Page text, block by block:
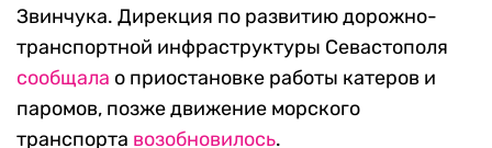
Звинчука. Дирекция по развитию дорожно-
транспортной инфраструктуры Севастополя
сообщала о приостановке работы катеров и
паромов, позже движение морского
транспорта возобновилось.